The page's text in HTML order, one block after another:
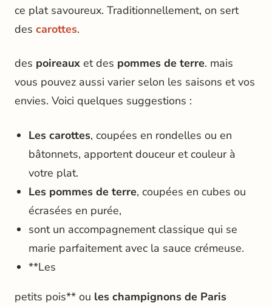
ce plat savoureux. Traditionnellement, on sert
des carottes.
des poireaux et des pommes de terre. mais
vous pouvez aussi varier selon les saisons et vos
envies. Voici quelques suggestions :
Les carottes, coupées en rondelles ou en
bâtonnets, apportent douceur et couleur à
votre plat.
Les pommes de terre, coupées en cubes ou
écrasées en purée,
sont un accompagnement classique qui se
marie parfaitement avec la sauce crémeuse.
**Les
petits pois** ou les champignons de Paris